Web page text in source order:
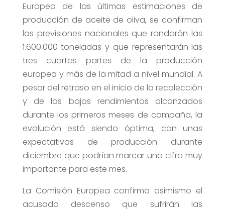
Europea de las últimas estimaciones de
producción de aceite de oliva, se confirman
las previsiones nacionales que rondarán las
1.600.000 toneladas y que representarán las
tres cuartas partes de la producción
europea y más de la mitad a nivel mundial. A
pesar del retraso en el inicio de la recolección
y de los bajos rendimientos alcanzados
durante los primeros meses de campaña, la
evolución está siendo óptima, con unas
expectativas de producción durante
diciembre que podrían marcar una cifra muy
importante para este mes.
La Comisión Europea confirma asimismo el
acusado descenso que sufrirán las